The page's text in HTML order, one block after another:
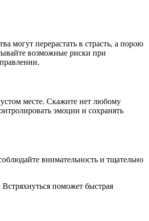
могут перерастать в страсть, а порою
возможные риски при
месте. Скажите нет любому
эмоции и сохранять
внимательность и тщательно
поможет быстрая